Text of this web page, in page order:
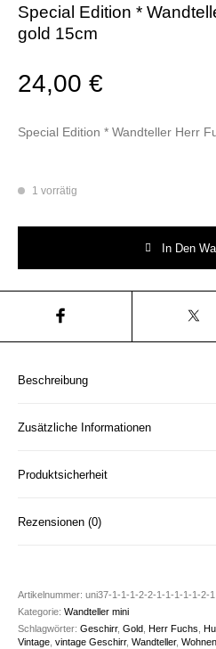
Special Edition *
gold 15cm
24,00€
Special Edition * Wandteller Herr
1 vorrätig
In Den
Beschreibung
Zusätzliche Informationen
Produktsicherheit
Rezensionen (0)
Artikelnummer:uni37-1-1-1-2-2-1-1-1-1-1-2-1
Kategorie:Wandteller mini
Schlagwörter:Geschirr,Gold Herr Fuchs
Vintage ,vintage Geschirr,Wandteller,Wohnen